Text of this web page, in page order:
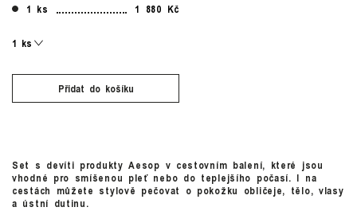
1 ks
1 880 Kč
Přidat do košíku
Set s devíti produkty Aesop v cestovním balení, které jsou
vhodné pro smíšenou pleť nebo do teplejšího počasí. I na
cestách můžete stylově pečovat o pokožku obličeje, tělo, vlasy
a ústní dutinu.